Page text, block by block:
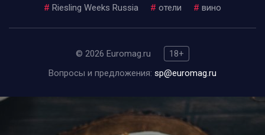
# Riesling Weeks Russia # отели # вино
© 2026 Euromag.ru
18+
Вопросы и предложения: sp@euromag.ru